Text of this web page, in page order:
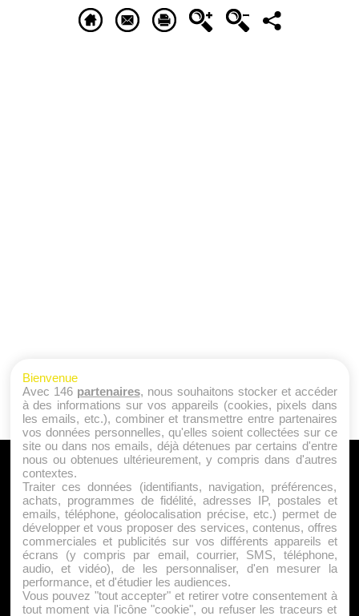
A PROPOS
Qui sommes nous ?
Mentions Légales
Publicité
Politique de Cookies
Contact
Bienvenue
Avec 146 partenaires, nous souhaitons stocker et accéder
à des informations sur vos appareils (cookies, pixels dans
les emails, etc.), combiner et transmettre entre partenaires
vos données personnelles, qu'elles soient collectées sur ce
site ou dans nos emails, déjà détenues par certains d'entre
nous ou obtenues ultérieurement, y compris dans d'autres
contextes.
Traiter ces données (identifiants, navigation, préférences,
achats, programmes de fidélité, adresses IP, postales et
emails, téléphone, géolocalisation précise, etc.) permet de
développer et vous proposer des services, contenus, offres
commerciales et publicités sur vos différents appareils et
écrans (y compris par email, courrier, SMS, téléphone,
audio, et vidéo), de les personnaliser, d'en mesurer la
performance, et d'étudier les audiences.
Vous pouvez "tout accepter" et retirer votre consentement à
tout moment via l'icône "cookie", ou refuser les traceurs et